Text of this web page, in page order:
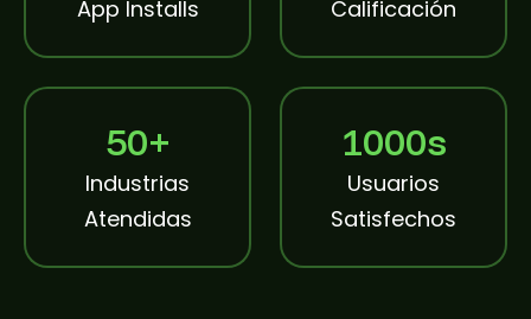
App Installs Calificación
50+
Industrias
Atendidas
1000s
Usuarios
Satisfechos